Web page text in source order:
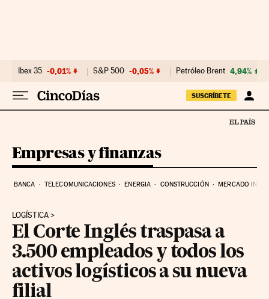
Ibex 35 -0,01% S&P 500 -0,05% Petróleo Brent 4,94%
SUSCRÍBETE
Empresas y finanzas
BANCA TELECOMUNICACIONES ENERGIA CONSTRUCCIÓN MERCADO
LOGÍSTICA
El Corte Inglés traspasa a
3.500 empleados y todos los
activos logísticos a su nueva
filial